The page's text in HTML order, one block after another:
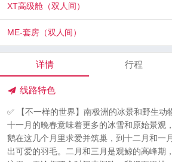
XT高级舱（双人间）
ME-套房（双人间）
详情 行程
线路特色
✅ 【不一样的世界】南极洲的冰景和野生动
十一月的晚春意味着更多的冰雪和原始景观
鹅在这几个月里求爱并筑巢，到十二月和一
出可爱的羽毛。二月和三月是观鲸的高峰期